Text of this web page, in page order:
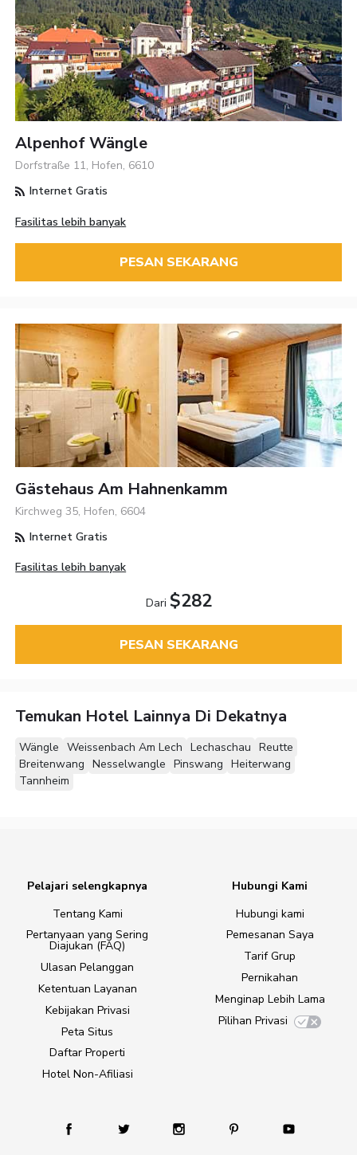
Alpenhof Wängle
Dorfstraße 11, Hofen, 6610
Internet Gratis
Fasilitas lebih banyak
PESAN SEKARANG
Gästehaus Am Hahnenkamm
Kirchweg 35, Hofen, 6604
Internet Gratis
Fasilitas lebih banyak
Dari $282
PESAN SEKARANG
Temukan Hotel Lainnya Di Dekatnya
Wängle Weissenbach Am Lech Lechaschau Reutte
Breitenwang Nesselwangle Pinswang Heiterwang
Tannheim
Pelajari selengkapnya
Tentang Kami
Pertanyaan yang Sering
Diajukan (FAQ)
Ulasan Pelanggan
Ketentuan Layanan
Kebijakan Privasi
Peta Situs
Daftar Properti
Hotel Non-Afiliasi
Hubungi Kami
Hubungi kami
Pemesanan Saya
Tarif Grup
Pernikahan
Menginap Lebih Lama
Pilihan Privasi